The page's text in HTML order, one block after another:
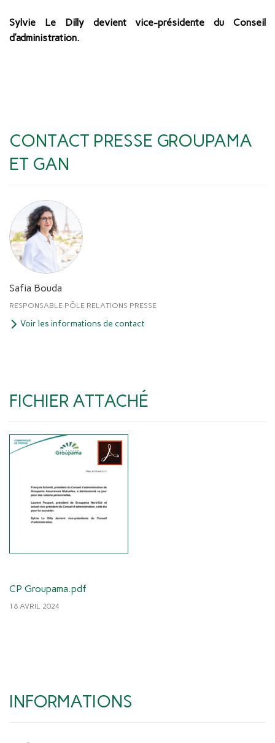
Sylvie Le Dilly devient vice-présidente du Conseil
d’administration.
CONTACT PRESSE GROUPAMA
ET GAN
Safia Bouda
RESPONSABLE PÔLE RELATIONS PRESSE
Voir les informations de contact
FICHIER ATTACHÉ
CP Groupama.pdf
18 AVRIL 2024
INFORMATIONS